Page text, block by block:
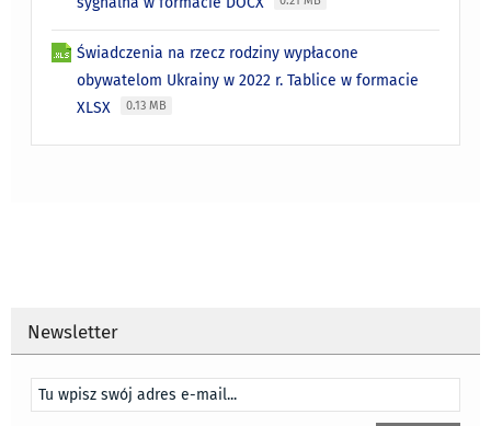
Świadczenia na rzecz rodziny wypłacone
obywatelom Ukrainy w 2022 r. Tablice w formacie
XLSX
0.13 MB
Newsletter